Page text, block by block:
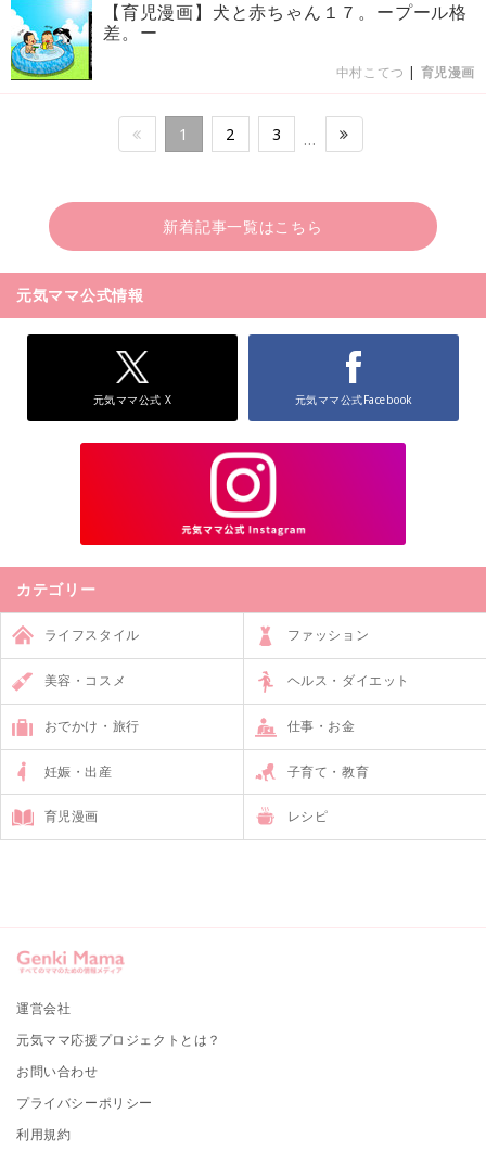
【育児漫画】犬と赤ちゃん１７。ープール格
差。ー
中村こてつ | 育児漫画
1 2 3 …
新着記事一覧はこちら
元気ママ公式情報
元気ママ公式 X 元気ママ公式Facebook
カテゴリー
ライフスタイル ファッション
美容・コスメ ヘルス・ダイエット
おでかけ・旅行 仕事・お金
妊娠・出産 子育て・教育
育児漫画 レシピ
運営会社
元気ママ応援プロジェクトとは？
お問い合わせ
プライバシーポリシー
利用規約